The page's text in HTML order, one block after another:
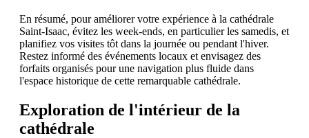
En résumé, pour améliorer votre expérience à la cathédrale
Saint-Isaac, évitez les week-ends, en particulier les samedis, et
planifiez vos visites tôt dans la journée ou pendant l'hiver.
Restez informé des événements locaux et envisagez des
forfaits organisés pour une navigation plus fluide dans
l'espace historique de cette remarquable cathédrale.
Exploration de l'intérieur de la
cathédrale